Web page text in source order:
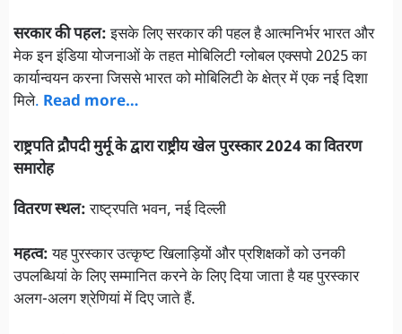
सरकार की पहल:इसके लिए सरकार की पहल है आत्मनिर्भर भारत और
मेक इन इंडिया योजनाओं के तहत मोबिलिटी ग्लोबल एक्सपो 2025 का
कार्यान्वयन करना जिससे भारत को मोबिलिटी के क्षेत्र में एक नई दिशा
मिले. Read more…
राष्ट्रपति द्रौपदी मुर्मू के द्वारा राष्ट्रीय खेल पुरस्कार 2024 का वितरण
समारोह
वितरण स्थल:राष्ट्रपति भवन, नई दिल्ली
महत्व:यह पुरस्कार उत्कृष्ट खिलाड़ियों और प्रशिक्षकों को उनकी
उपलब्धियां के लिए सम्मानित करने के लिए दिया जाता है यह पुरस्कार
अलग-अलग श्रेणियां में दिए जाते हैं.